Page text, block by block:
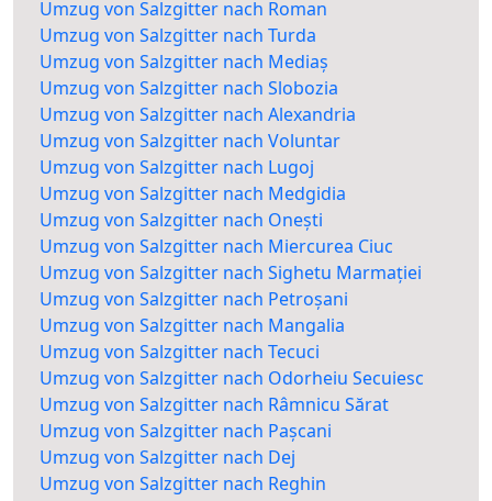
Umzug von Salzgitter nach Roman
Umzug von Salzgitter nach Turda
Umzug von Salzgitter nach Mediaș
Umzug von Salzgitter nach Slobozia
Umzug von Salzgitter nach Alexandria
Umzug von Salzgitter nach Voluntar
Umzug von Salzgitter nach Lugoj
Umzug von Salzgitter nach Medgidia
Umzug von Salzgitter nach Onești
Umzug von Salzgitter nach Miercurea Ciuc
Umzug von Salzgitter nach Sighetu Marmației
Umzug von Salzgitter nach Petroșani
Umzug von Salzgitter nach Mangalia
Umzug von Salzgitter nach Tecuci
Umzug von Salzgitter nach Odorheiu Secuiesc
Umzug von Salzgitter nach Râmnicu Sărat
Umzug von Salzgitter nach Pașcani
Umzug von Salzgitter nach Dej
Umzug von Salzgitter nach Reghin